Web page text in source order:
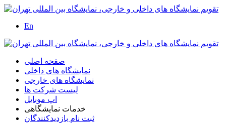
En
صفحه اصلی
نمایشگاه های داخلی
نمایشگاه های خارجی
لیست شرکت ها
اپ موبایل
خدمات نمایشگاهی
ثبت نام بازدیدکنندگان